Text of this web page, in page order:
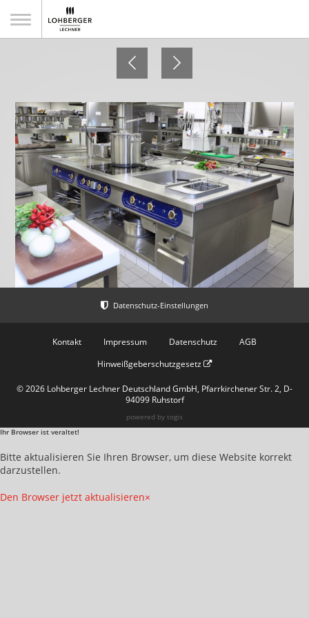
Schlosswirtschaft Moos
Kontakt Impressum Datenschutz
AGB
Hinweißgeberschutzgesetz
© 2026 Lohberger Lechner Deutschland GmbH, Pfarrkirchener Str. 2, D-
94099 Ruhstorf
powered by togis
Ihr Browser ist veraltet!
Bitte aktualisieren Sie Ihren Browser, um diese Website korrekt
darzustellen.
Den Browser jetzt aktualisieren×